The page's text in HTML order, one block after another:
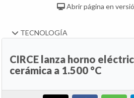
Abrir página en
TECNOLOGÍA
CIRCE lanza horno
cerámica a 1.500 °C